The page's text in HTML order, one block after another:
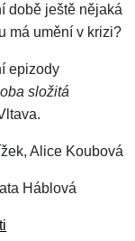
době ještě nějaká
má umění v krizi?
epizody
složitá
Alice Koubová
Háblová